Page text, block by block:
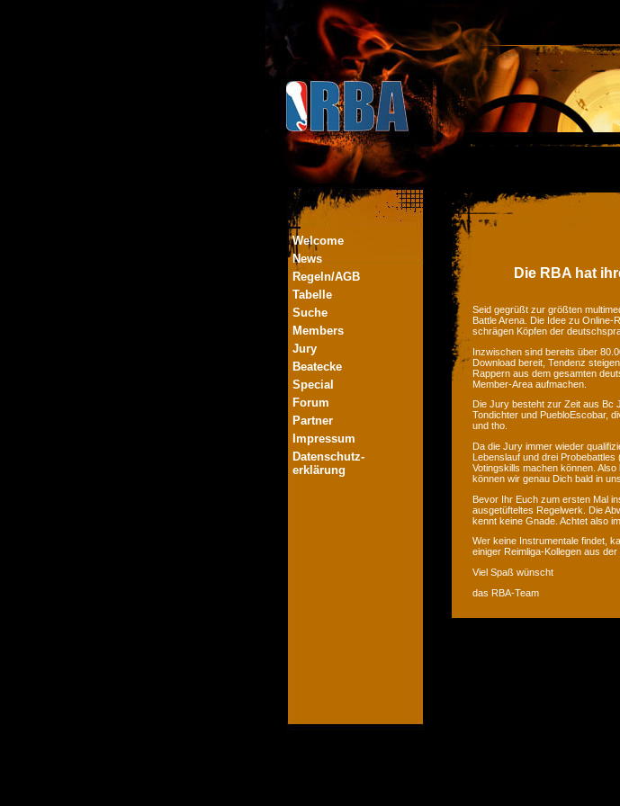
Welcome
News
Regeln/AGB
Tabelle
Suche
Members
Jury
Beatecke
Special
Forum
Partner
Impressum
Datenschutz-
erklärung
Die RBA hat
Seid gegrüßt zur größten
Battle Arena. Die Idee zu
schrägen Köpfen der
Inzwischen sind bereits über
Download bereit, Tendenz
Rappern aus dem gesamten
Member-Area aufmachen.
Die Jury besteht zur Zeit aus Bc
Tondichter und PuebloEscobar,
und tho.
Da die Jury immer wieder
Lebenslauf und drei
Votingskills machen können.
können wir genau Dich bald in
Bevor Ihr Euch zum ersten Mal
ausgetüfteltes Regelwerk. Die
kennt keine Gnade. Achtet also
Wer keine Instrumentale findet,
einiger Reimliga-Kollegen aus
Viel Spaß wünscht
das RBA-Team